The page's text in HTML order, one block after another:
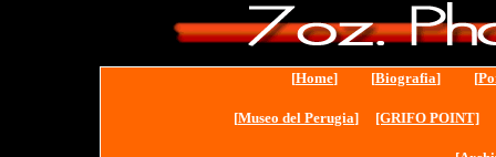
[Home] [Biografia] [
[Museo del Perugia] [GRIFO POINT]